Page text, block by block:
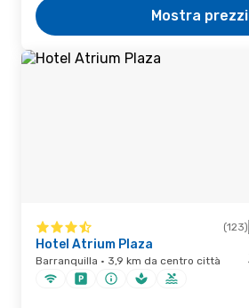
Mostra prezzi
(123)
Hotel Atrium Plaza
Barranquilla · 3,9 km da centro città